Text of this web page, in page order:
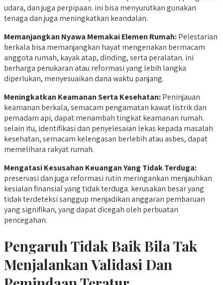
udara, dan juga perpipaan. ini bisa menyurutkan gunakan
tenaga dan juga meningkatkan keandalan.
Memanjangkan Nyawa Memakai Elemen Rumah:Pelestarian
berkala bisa memanjangkan hayat mengenakan bermacam
anggota rumah, kayak atap, dinding, serta peralatan. ini
berharga penukaran atau reformasi yang lebih langka
diperlukan, menyesuaikan dana waktu panjang.
Meningkatkan Keamanan Serta Kesehatan:Peninjauan
keamanan berkala, semacam pengamatan kawat listrik dan
pemadam api, dapat menambah tingkat keamanan rumah.
selain itu, identifikasi dan penyelesaian lekas kepada masalah
kesehatan, semacam kelengasan berlebih atau asbes, dapat
memelihara rakyat rumah.
Mengatasi Kesusahan Keuangan Yang Tidak Terduga:
preservasi dan juga reformasi rutin meringankan menjauhkan
kesialan finansial yang tidak terduga. kerusakan besar yang
tidak terdeteksi sanggup menjadikan anggaran pembaruan
yang signifikan, yang dapat dicegah oleh perbuatan
pencegahan.
Pengaruh Tidak Baik Bila Tak
Menjalankan Validasi Dan